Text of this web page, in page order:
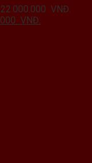
VNĐ.
VNĐ.